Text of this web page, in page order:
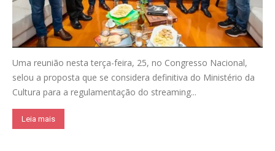
Uma reunião nesta terça-feira, 25, no Congresso Nacional,
selou a proposta que se considera definitiva do Ministério da
Cultura para a regulamentação do streaming...
Leia mais